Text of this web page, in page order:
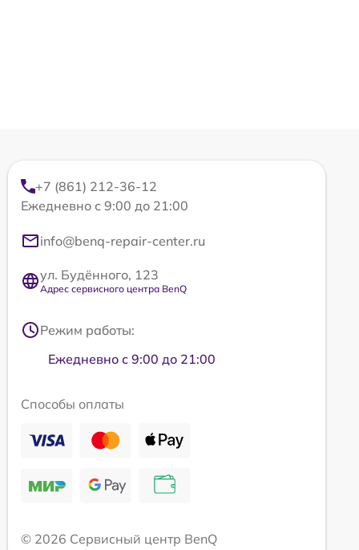
+7 (861) 212-36-12
Ежедневно с 9:00 до 21:00
info@benq-repair-center.ru
ул. Будённого, 123
Адрес сервисного центра BenQ
Режим работы:
Ежедневно с 9:00 до 21:00
Способы оплаты
© 2026 Сервисный центр BenQ